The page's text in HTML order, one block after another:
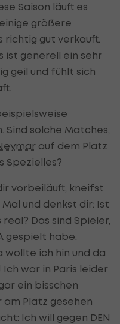
Saison läuft es
größere
richtig gut verkauft.
ist generell ein sehr
geil und fühlt sich
Sind solche Matches,
auf dem Platz
Spezielles?
vorbeiläuft, kneifst
und denkst dir: Ist
Das sind Spieler,
gespielt habe.
wollte ich hin und da
Ich war in Paris leider
ein bisschen
am Platz gesehen
Ich will gegen DEN